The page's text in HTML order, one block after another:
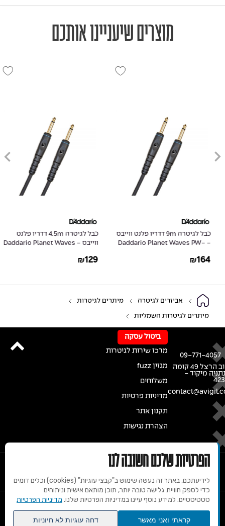
מוצרים שיעניינו אותכם
כבל לגיטרה 9m דדריו פלנט ווייבס
- Daddario Planet Waves PW-
₪164
כבל לגיטרה 4.5m דדריו פלנט
ווייבס - Daddario Planet Waves
₪129
אביזרים לגיטרה מיתרים לגיטרות
מיתרים לגיטרות חשמליות
רחוב הרצל 49 קומה
מיקוד -
09-771-4057
ביטול עסקה
מרכז שירות לגיטרות
מגזין fuzz
משלוחים
מדיניות פרטיות
תקנון אתר
הצהרת נגישות
הפרטיות שלכם חשובה לנו
לידיעתכם, באתר זה נעשה שימוש ב"קבצי עוגיות" (cookies) וכלים דומים
כדי לספק חוויית גלישה טובה יותר, תוכן מותאם אישית וניתוחים
סטטיסטיים. למידע נוסף עיינו במדיניות הפרטיות שלנו. מדיניות הפרטיות
קראתי ואני מאשר דחה עוגיות לא חיוניות